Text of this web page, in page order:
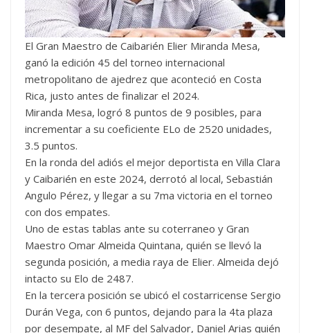
El Gran Maestro de Caibarién Elier Miranda Mesa,
ganó la edición 45 del torneo internacional
metropolitano de ajedrez que aconteció en Costa
Rica, justo antes de finalizar el 2024.
Miranda Mesa, logró 8 puntos de 9 posibles, para
incrementar a su coeficiente ELo de 2520 unidades,
3.5 puntos.
En la ronda del adiós el mejor deportista en Villa Clara
y Caibarién en este 2024, derrotó al local, Sebastián
Angulo Pérez, y llegar a su 7ma victoria en el torneo
con dos empates.
Uno de estas tablas ante su coterraneo y Gran
Maestro Omar Almeida Quintana, quién se llevó la
segunda posición, a media raya de Elier. Almeida dejó
intacto su Elo de 2487.
En la tercera posición se ubicó el costarricense Sergio
Durán Vega, con 6 puntos, dejando para la 4ta plaza
por desempate, al MF del Salvador, Daniel Arias quién